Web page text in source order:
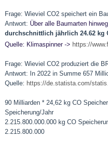
Frage: Wieviel CO2 speichert ein
Antwort: Über alle Baumarten
durchschnittlich jährlich 24.62 kg
Quelle: Klimaspinner -> https://
Frage: Wieviel CO2 produziert die
Antwort: In 2022 in Summe 657
Quelle: https://de.statista.com/
90 Milliarden * 24,62 kg CO
Speicherung/Jahr
2.215.800.000.000 kg CO
2.215.800.000